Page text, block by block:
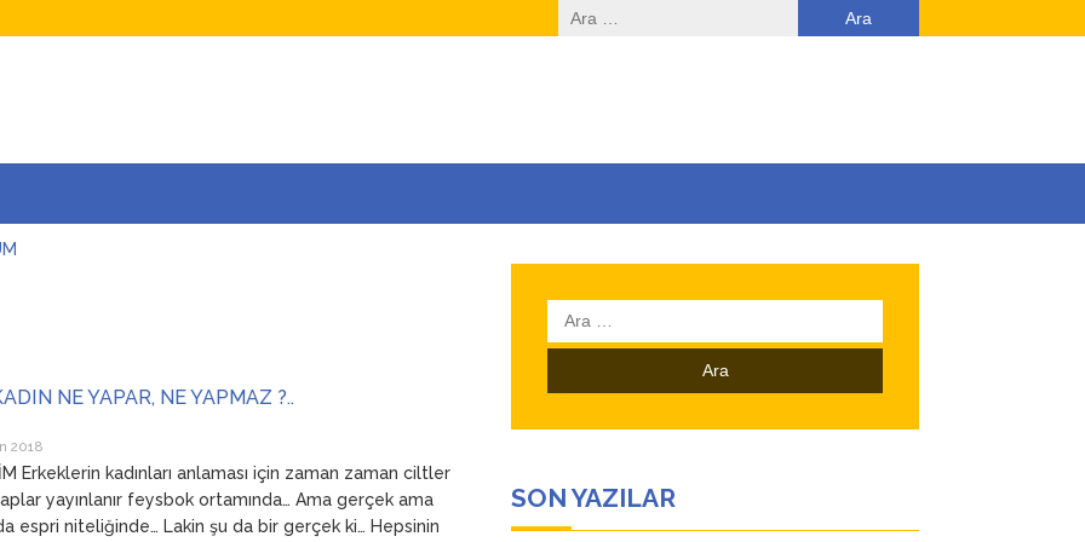
Arama:
NE YAPAR, NE YAPMAZ ?..
2018
Erkeklerin kadınları anlaması için zaman zaman ciltler
yayınlanır feysbok ortamında… Ama gerçek ama
espri niteliğinde… Lakin şu da bir gerçek ki… Hepsinin
Arama:
SON YAZILAR